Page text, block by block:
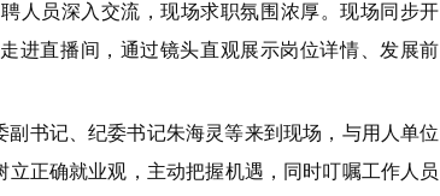
人员深入交流，现场求职氛围浓厚。现场同步开
进直播间，通过镜头直观展示岗位详情、发展前
书记、纪委书记朱海灵等来到现场，与用人单位
正确就业观，主动把握机遇，同时叮嘱工作人员